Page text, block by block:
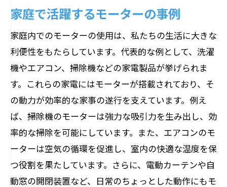
家庭で活躍するモーターの事例
家庭内でのモーターの使用は、私たちの生活に大きな
利便性をもたらしています。代表的な例として、洗濯
機やエアコン、掃除機などの家電製品が挙げられま
す。これらの家電にはモーターが搭載されており、そ
の動力が効率的な家事の遂行を支えています。例え
ば、掃除機のモーターは強力な吸引力を生み出し、効
率的な掃除を可能にしています。また、エアコンのモ
ーターは空気の循環を促進し、室内の快適な温度を保
つ役割を果たしています。さらに、電動カーテンや自
動窓の開閉装置など、日常のちょっとした動作にもモ